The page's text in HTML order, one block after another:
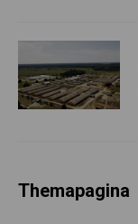
Themapagina